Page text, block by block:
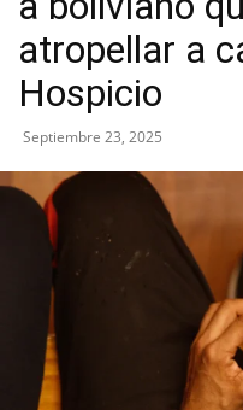
atropellar a
Hospicio
Septiembre 23, 2025